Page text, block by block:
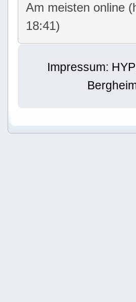
Am meisten online
18:41)
Impressum: